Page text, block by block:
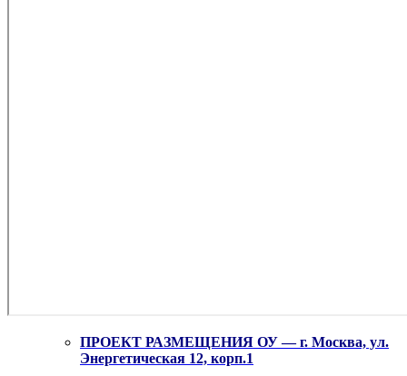
ПРОЕКТ РАЗМЕЩЕНИЯ ОУ — г. Москва, ул.
Энергетическая 12, корп.1